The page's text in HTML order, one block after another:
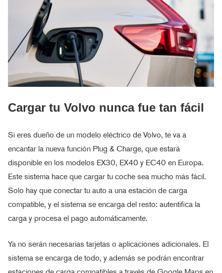
Cargar tu Volvo nunca fue tan fácil
Si eres dueño de un modelo eléctrico de Volvo, te va a
encantar la nueva función Plug & Charge, que estará
disponible en los modelos EX30, EX40 y EC40 en Europa.
Este sistema hace que cargar tu coche sea mucho más fácil.
Solo hay que conectar tu auto a una estación de carga
compatible, y el sistema se encarga del resto: autentifica la
carga y procesa el pago automáticamente.
Ya no serán necesarias tarjetas o aplicaciones adicionales. El
sistema se encarga de todo, y además se podrán encontrar